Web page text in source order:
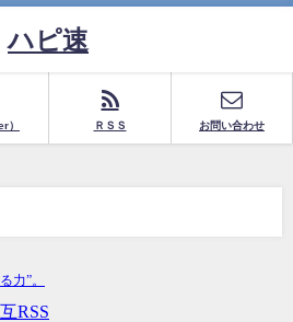
ハピ速
） ＲＳＳ お問い合わせ